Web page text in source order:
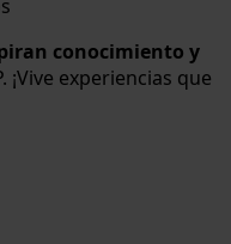
conocimiento y
¡Vive experiencias que